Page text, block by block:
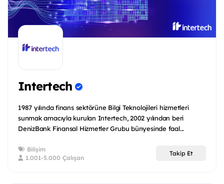
Intertech
1987 yılında finans sektörüne Bilgi Teknolojileri hizmetleri
sunmak amacıyla kurulan Intertech, 2002 yılından beri
DenizBank Finansal Hizmetler Grubu bünyesinde faal...
Bilişim
1.001-5.000 Çalışan
Takip Et